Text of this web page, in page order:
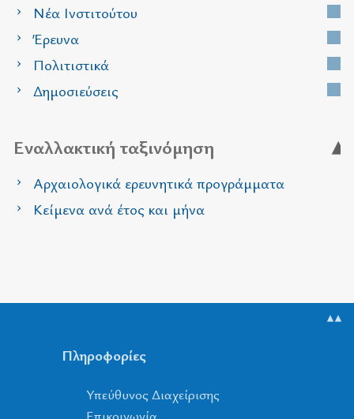
Νέα Ινστιτούτου
Έρευνα
Πολιτιστικά
Δημοσιεύσεις
Εναλλακτική ταξινόμηση
Αρχαιολογικά ερευνητικά προγράμματα
Κείμενα ανά έτος και μήνα
▲▲
Πληροφορίες
Υπεύθυνος Διαχείρισης
Επικοινωνία